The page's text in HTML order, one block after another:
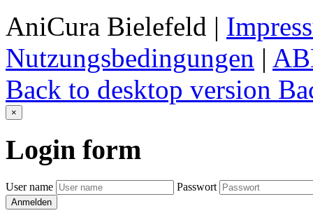
AniCura Bielefeld |
Nutzungsbedingungen |
Back to desktop version
×
Login form
User name Passwort
Anmelden